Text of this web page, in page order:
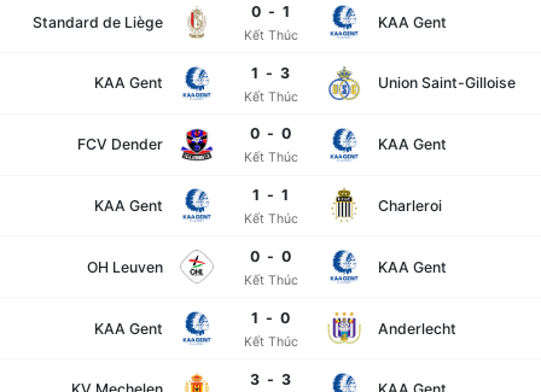
Standard de Liège
Kết Thúc
0 - 1
KAA Gent
KAA Gent
Kết Thúc
1 - 3
Union Saint-Gilloise
FCV Dender
Kết Thúc
0 - 0
KAA Gent
KAA Gent
Kết Thúc
1 - 1
Charleroi
OH Leuven
Kết Thúc
0 - 0
KAA Gent
KAA Gent
Kết Thúc
1 - 0
Anderlecht
3 - 3